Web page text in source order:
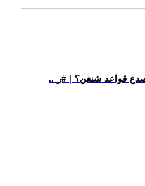
قواعد شنغن؟ | #ر